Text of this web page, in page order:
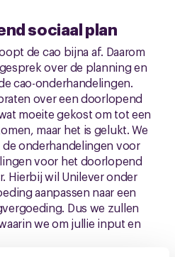
sociaal plan
de cao bijna af. Daarom
over de planning en
cao-onderhandelingen.
over een doorlopend
moeite gekost om tot een
maar het is gelukt. We
onderhandelingen voor
voor het doorlopend
Hierbij wil Unilever onder
aanpassen naar een
Dus we zullen
we om jullie input en